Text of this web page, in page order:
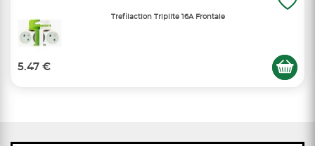
Trefilaction Triplite 16A Frontale
5.47 €